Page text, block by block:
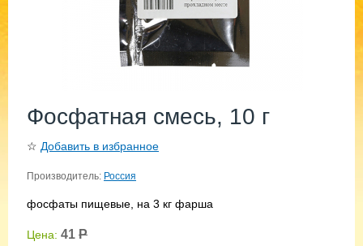
Фосфатная смесь, 10 г
☆ Добавить в избранное
Производитель: Россия
фосфаты пищевые, на 3 кг фарша
Цена: 41 Р